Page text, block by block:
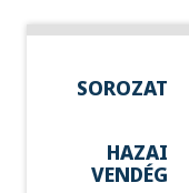
SOROZAT
HAZAI
VENDÉG